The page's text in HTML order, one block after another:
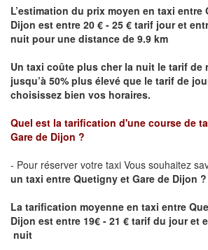
L’estimation du prix moyen en taxi entre
Dijon est entre 20 € - 25 € tarif jour et
nuit pour une distance de 9.9 km
Un taxi coûte plus cher la nuit le tarif de
jusqu’à 50% plus élevé que le tarif de
choisissez bien vos horaires.
Quel est la tarification d'une course de
Gare de Dijon ?
- Pour réserver votre taxi Vous souhaitez
un taxi entre Quetigny et Gare de Dijon ?
La tarification moyenne en taxi entre
Dijon est entre 19€ - 21 € tarif du jour et
nuit